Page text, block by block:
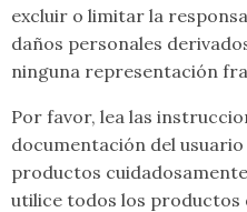
excluir o limitar la
daños personales
ninguna representación
Por favor, lea las
documentación del usuario
productos
utilice todos los productos